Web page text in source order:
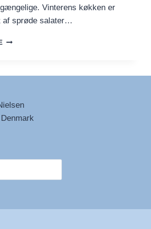
Vinterens køkken er
af sprøde salater…
VINTERENS
FOR
MAD